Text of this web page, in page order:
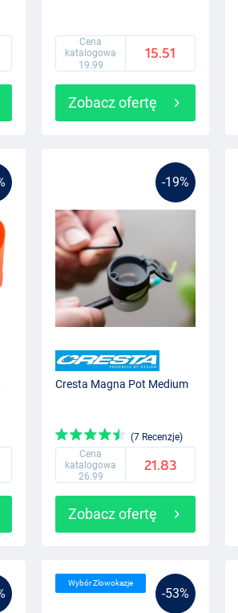
Cena
katalogowa
19.99
15.51
Zobacz ofertę
-19%
Cresta Magna Pot Medium
(7 Recenzje)
Cena
katalogowa
26.99
21.83
Zobacz ofertę
-53%
Wybór Zlowokazje